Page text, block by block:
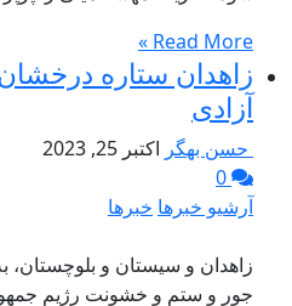
Read More »
زاهدان ستاره
آزادی
حسن بهگر اکتبر 25, 2023
آرشیو خبرها خبرها
زاهدان و سیستان و بلوچستان،
جور و ستم و خشونت رژیم